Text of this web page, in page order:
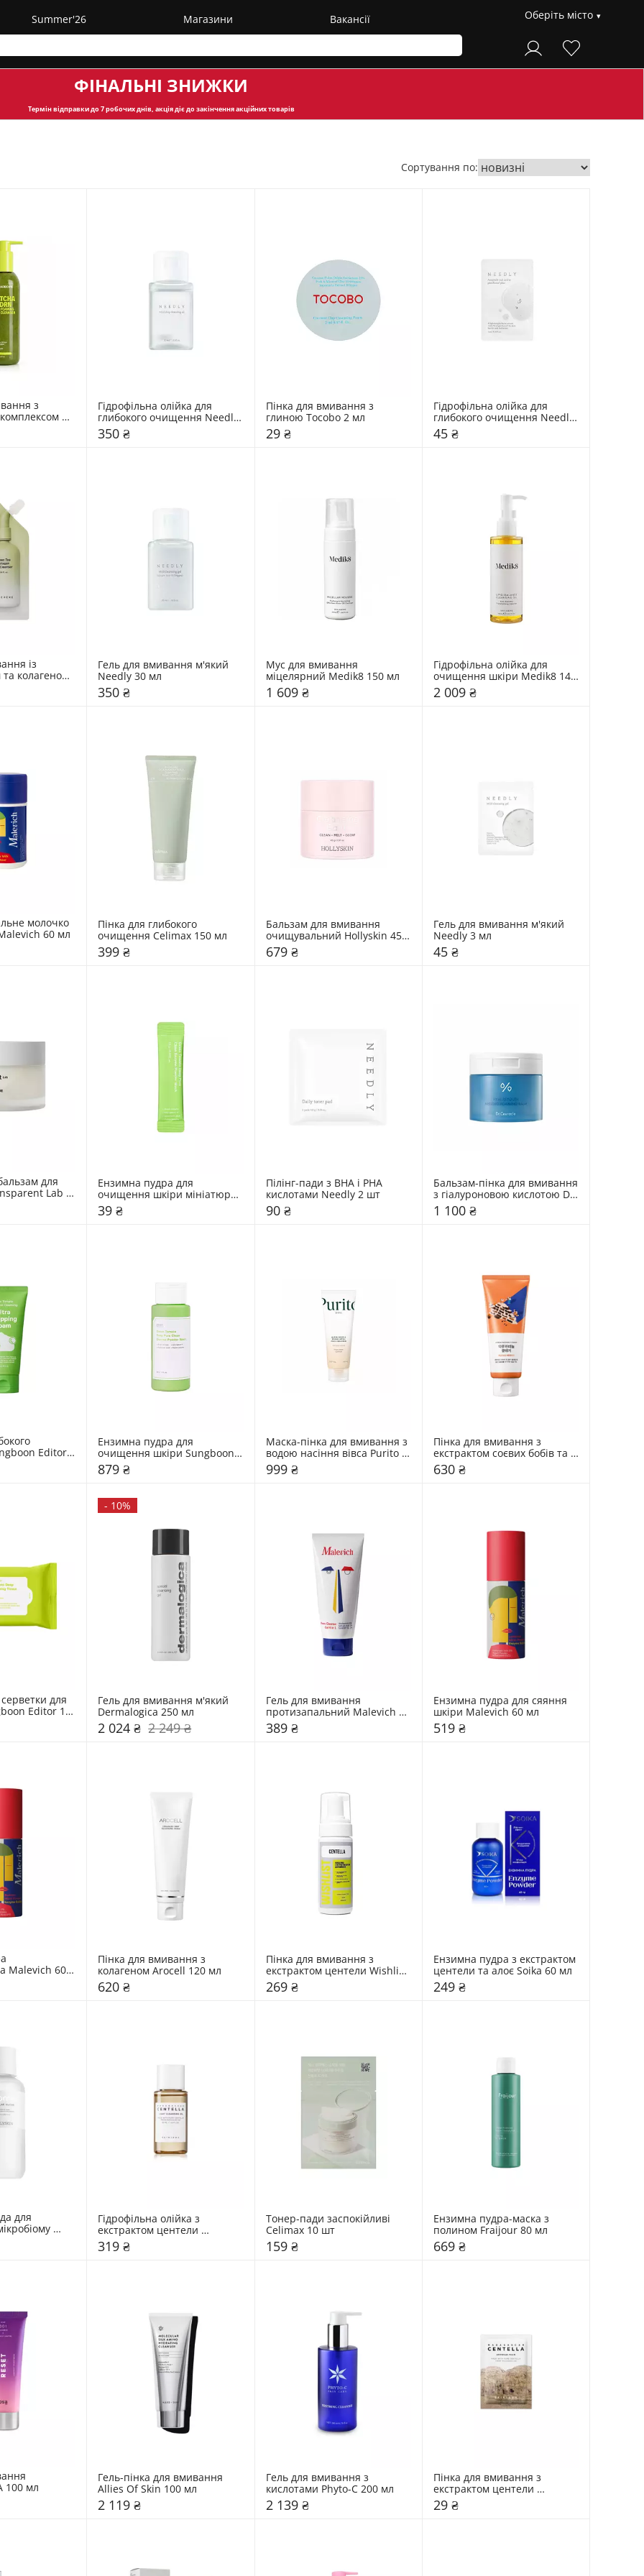
Summer'26 Магазини Вакансії Оберіть місто
ФІНАЛЬНІ ЗНИЖКИ
Термін відправкидо 7 робочих днів, акція діє до закінчення акційних товарів
Сортування по:
з
Гідрофільна олійка для
глибокого очищення Needly
30 мл
350 ₴
Пінка для вмивання з
глиною Tocobo 2 мл
29 ₴
Гідрофільна олійка для
глибокого очищення Needly
3 мл
45 ₴
із
колагеном
Гель для вмивання м'який
Needly 30 мл
350 ₴
Мус для вмивання
міцелярний Medik8 150 мл
1 609 ₴
Гідрофільна олійка для
очищення шкіри Medik8 140
мл
2 009 ₴
молочко
60 мл
Пінка для глибокого
очищення Celimax 150 мл
399 ₴
Бальзам для вмивання
очищувальний Hollyskin 45
мл
679 ₴
Гель для вмивання м'який
Needly 3 мл
45 ₴
для
Lab
Ензимна пудра для
очищення шкіри мініатюра
Sungboon Editor 1,5 мл
39 ₴
Пілінг-пади з BHA і PHA
кислотами Needly 2 шт
90 ₴
Бальзам-пінка для вмивання
з гіалуроновою кислотою Dr.
Ceuracle 100 мл
1 100 ₴
Editor
Ензимна пудра для
очищення шкіри Sungboon
Editor 50 г
879 ₴
Маска-пінка для вмивання з
водою насіння вівса Purito
Seoul 150 мл
999 ₴
Пінка для вмивання з
екстрактом соєвих бобів та
пантенолом Round Lab 150
мл
630 ₴
для
Editor 10
- 10%
Гель для вмивання м'який
Dermalogica 250 мл
2 024 ₴ 2 249 ₴
Гель для вмивання
протизапальний Malevich
150 мл
389 ₴
Ензимна пудра для сяяння
шкіри Malevich 60 мл
519 ₴
Malevich 60
Пінка для вмивання з
колагеном Arocell 120 мл
620 ₴
Пінка для вмивання з
екстрактом центели Wishlist
150 мл
269 ₴
Ензимна пудра з екстрактом
центели та алоє Soika 60 мл
249 ₴
для
Гідрофільна олійка з
екстрактом центели
SKIN1004 30 мл
319 ₴
Тонер-пади заспокійливі
Celimax 10 шт
159 ₴
Ензимна пудра-маска з
полином Fraijour 80 мл
669 ₴
100 мл
Гель-пінка для вмивання
Allies Of Skin 100 мл
2 119 ₴
Гель для вмивання з
кислотами Phyto-C 200 мл
2 139 ₴
Пінка для вмивання з
екстрактом центели
SKIN1004 1,5 мл
29 ₴